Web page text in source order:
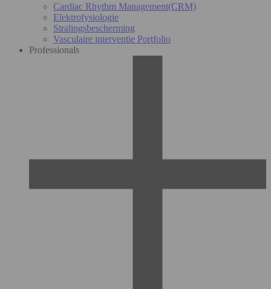
Cardiac Rhythm Management(CRM)
Elektrofysiologie
Stralingsbescherming
Vasculaire interventie Portfolio
Professionals